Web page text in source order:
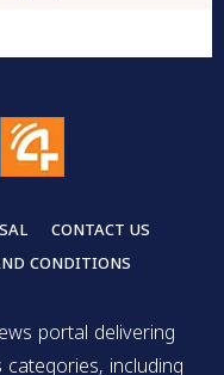
CONTACT US
CONDITIONS
portal delivering
including